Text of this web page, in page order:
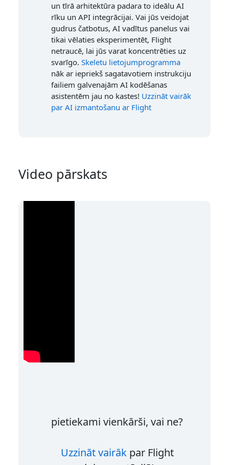
un tīrā arhitektūra padara to ideālu AI
rīku un API integrācijai. Vai jūs veidojat
gudrus čatbotus, AI vadītus panelus vai
tikai vēlaties eksperimentēt, Flight
netraucē, lai jūs varat koncentrēties uz
svarīgo. Skeletu lietojumprogramma
nāk ar iepriekš sagatavotiem instrukciju
failiem galvenajām AI kodēšanas
asistentēm jau no kastes! Uzzināt vairāk
par AI izmantošanu ar Flight
Video pārskats
pietiekami vienkārši, vai ne?
Uzzināt vairākpar Flight